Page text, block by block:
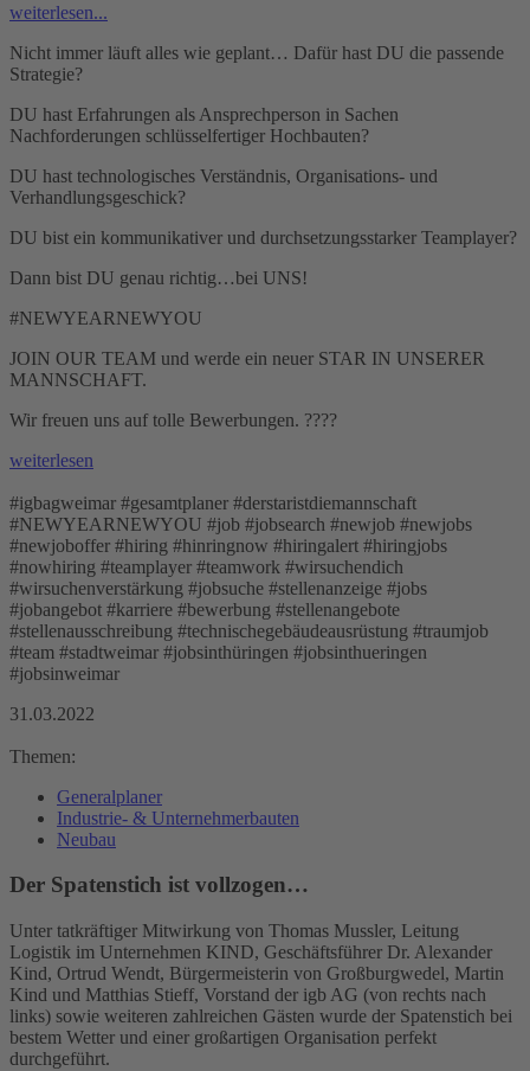
weiterlesen...
Nicht immer läuft alles wie geplant… Dafür hast DU die passende
Strategie?
DU hast Erfahrungen als Ansprechperson in Sachen
Nachforderungen schlüsselfertiger Hochbauten?
DU hast technologisches Verständnis, Organisations- und
Verhandlungsgeschick?
DU bist ein kommunikativer und durchsetzungsstarker Teamplayer?
Dann bist DU genau richtig…bei UNS!
#NEWYEARNEWYOU
JOIN OUR TEAM und werde ein neuer STAR IN UNSERER
MANNSCHAFT.
Wir freuen uns auf tolle Bewerbungen. ????
weiterlesen
#igbagweimar #gesamtplaner #derstaristdiemannschaft
#NEWYEARNEWYOU #job #jobsearch #newjob #newjobs
#newjoboffer #hiring #hinringnow #hiringalert #hiringjobs
#nowhiring #teamplayer #teamwork #wirsuchendich
#wirsuchenverstärkung #jobsuche #stellenanzeige #jobs
#jobangebot #karriere #bewerbung #stellenangebote
#stellenausschreibung #technischegebäudeausrüstung #traumjob
#team #stadtweimar #jobsinthüringen #jobsinthueringen
#jobsinweimar
31.03.2022
Themen:
Generalplaner
Industrie- & Unternehmerbauten
Neubau
Der Spatenstich ist vollzogen…
Unter tatkräftiger Mitwirkung von Thomas Mussler, Leitung
Logistik im Unternehmen KIND, Geschäftsführer Dr. Alexander
Kind, Ortrud Wendt, Bürgermeisterin von Großburgwedel, Martin
Kind und Matthias Stieff, Vorstand der igb AG (von rechts nach
links) sowie weiteren zahlreichen Gästen wurde der Spatenstich bei
bestem Wetter und einer großartigen Organisation perfekt
durchgeführt.